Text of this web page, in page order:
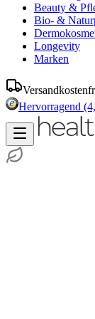
Beauty &
Bio- &
Longevity
Marken
Hervorragend